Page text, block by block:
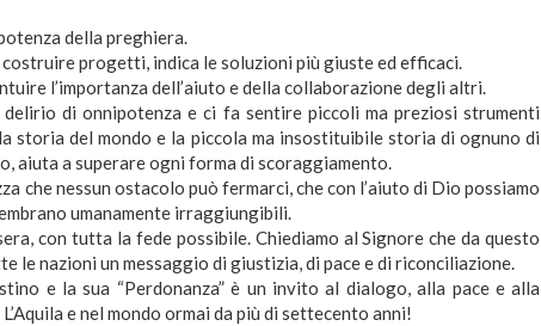
della preghiera.
progetti, indica le soluzioni più giuste ed efficaci.
l’importanza dell’aiuto e della collaborazione degli altri.
di onnipotenza e ci fa sentire piccoli ma preziosi strumenti
storia del mondo e la piccola ma insostituibile storia di ognuno di
aiuta a superare ogni forma di scoraggiamento.
che nessun ostacolo può fermarci, che con l’aiuto di Dio possiamo
umanamente irraggiungibili.
con tutta la fede possibile. Chiediamo al Signore che da questo
le nazioni un messaggio di giustizia, di pace e di riconciliazione.
e la sua “Perdonanza” è un invito al dialogo, alla pace e alla
e nel mondo ormai da più di settecento anni!